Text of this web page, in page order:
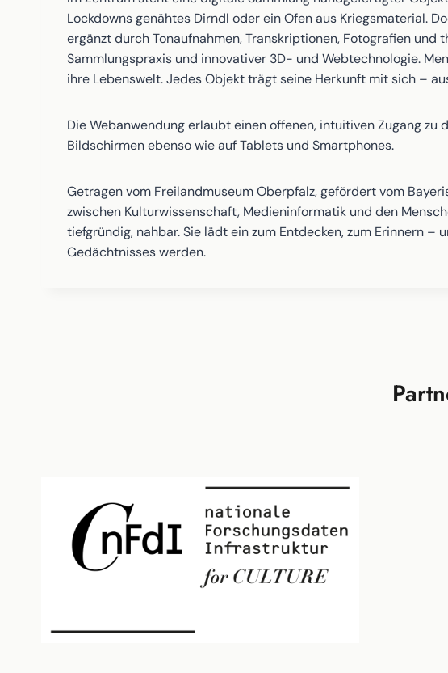
Lockdowns genähtes Dirndl oder ein Ofen aus Kriegsmaterial.
ergänzt durch Tonaufnahmen, Transkriptionen, Fotografien
Sammlungspraxis und innovativer 3D- und Webtechnologie.
ihre Lebenswelt. Jedes Objekt trägt seine Herkunft mit sich –
Die Webanwendung erlaubt einen offenen, intuitiven Zugang
Bildschirmen ebenso wie auf Tablets und Smartphones.
Getragen vom Freilandmuseum Oberpfalz, gefördert vom
zwischen Kulturwissenschaft, Medieninformatik und den
tiefgründig, nahbar. Sie lädt ein zum Entdecken, zum Erinnern
Gedächtnisses werden.